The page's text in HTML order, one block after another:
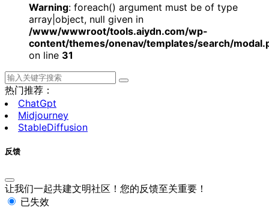
Warning: foreach() argument must be of type
array|object, null given in
/www/wwwroot/tools.aiydn.com/wp-
content/themes/onenav/templates/search/
on line 31
热门推荐：
ChatGpt
Midjourney
StableDiffusion
反馈
让我们一起共建文明社区！您的反馈至关重要！
已失效